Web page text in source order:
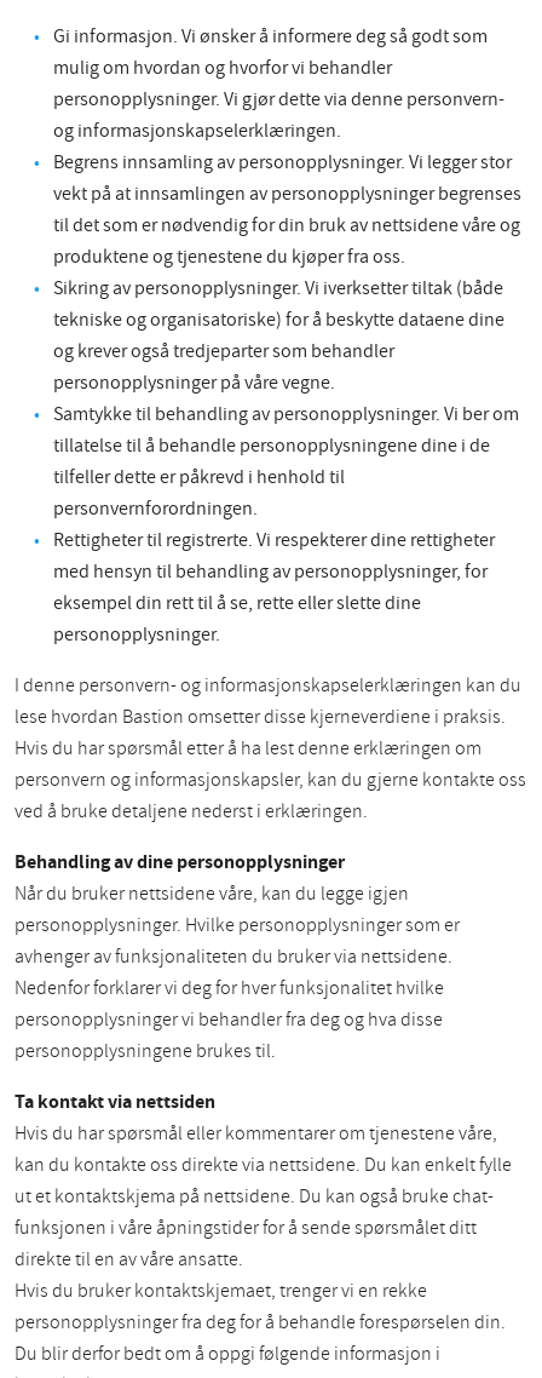
Gi informasjon. Vi ønsker å informere deg så godt som
mulig om hvordan og hvorfor vi behandler
personopplysninger. Vi gjør dette via denne personvern-
og informasjonskapselerklæringen.
Begrens innsamling av personopplysninger. Vi legger stor
vekt på at innsamlingen av personopplysninger begrenses
til det som er nødvendig for din bruk av nettsidene våre og
produktene og tjenestene du kjøper fra oss.
Sikring av personopplysninger. Vi iverksetter tiltak (både
tekniske og organisatoriske) for å beskytte dataene dine
og krever også tredjeparter som behandler
personopplysninger på våre vegne.
Samtykke til behandling av personopplysninger. Vi ber om
tillatelse til å behandle personopplysningene dine i de
tilfeller dette er påkrevd i henhold til
personvernforordningen.
Rettigheter til registrerte. Vi respekterer dine rettigheter
med hensyn til behandling av personopplysninger, for
eksempel din rett til å se, rette eller slette dine
personopplysninger.
I denne personvern- og informasjonskapselerklæringen kan du
lese hvordan Bastion omsetter disse kjerneverdiene i praksis.
Hvis du har spørsmål etter å ha lest denne erklæringen om
personvern og informasjonskapsler, kan du gjerne kontakte oss
ved å bruke detaljene nederst i erklæringen.
Behandling av dine personopplysninger
Når du bruker nettsidene våre, kan du legge igjen
personopplysninger. Hvilke personopplysninger som er
avhenger av funksjonaliteten du bruker via nettsidene.
Nedenfor forklarer vi deg for hver funksjonalitet hvilke
personopplysninger vi behandler fra deg og hva disse
personopplysningene brukes til.
Ta kontakt via nettsiden
Hvis du har spørsmål eller kommentarer om tjenestene våre,
kan du kontakte oss direkte via nettsidene. Du kan enkelt fylle
ut et kontaktskjema på nettsidene. Du kan også bruke chat-
funksjonen i våre åpningstider for å sende spørsmålet ditt
direkte til en av våre ansatte.
Hvis du bruker kontaktskjemaet, trenger vi en rekke
personopplysninger fra deg for å behandle forespørselen din.
Du blir derfor bedt om å oppgi følgende informasjon i